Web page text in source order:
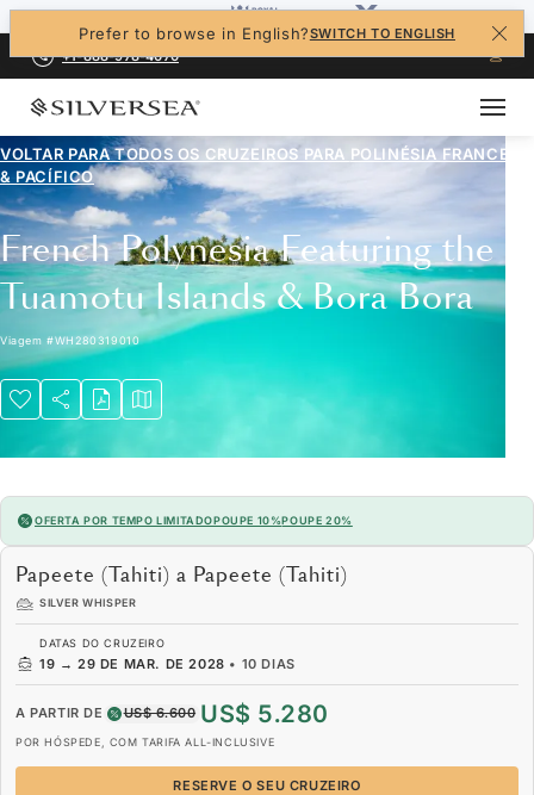
Prefer to browse in English?SWITCH TO ENGLISH
+1-888-978-4070
VOLTAR PARA TODOS OS CRUZEIROS PARA POLINÉSIA FRANCESA
& PACÍFICO
French Polynesia Featuring the
Tuamotu Islands & Bora Bora
Viagem #WH280319010
OFERTA POR TEMPO LIMITADOPOUPE 10%POUPE 20%
Papeete (Tahiti) a Papeete (Tahiti)
SILVER WHISPER
DATAS DO CRUZEIRO
19 → 29 DE MAR. DE 2028 • 10 DIAS
A PARTIR DE US$ 6.600 US$ 5.280
POR HÓSPEDE, COM TARIFA ALL-INCLUSIVE
RESERVE O SEU CRUZEIRO